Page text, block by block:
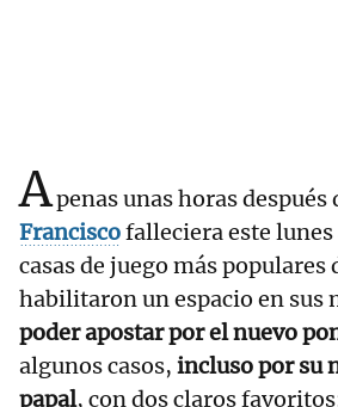
Apenas unas horas después
Franciscofalleciera este lunes
casas de juego más populares
habilitaron un espacio en sus
poder apostar por el nuevo
algunos casos, incluso por su
papal, con dos claros